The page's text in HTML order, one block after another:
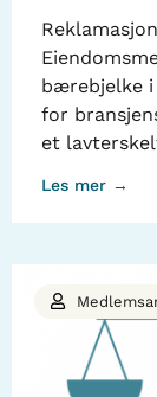
bærebjelke
for
et
Les mer →